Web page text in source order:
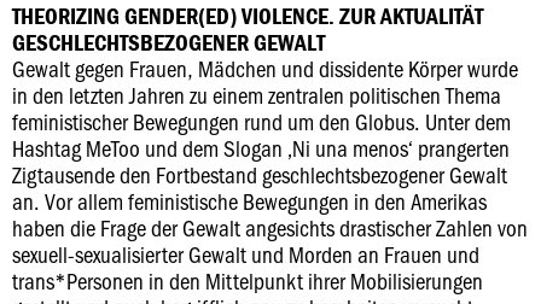
THEORIZING GENDER(ED) VIOLENCE. ZUR AKTUALITÄT
GESCHLECHTSBEZOGENER GEWALT
Gewalt gegen Frauen, Mädchen und dissidente Körper wurde
in den letzten Jahren zu einem zentralen politischen Thema
feministischer Bewegungen rund um den Globus. Unter dem
Hashtag MeToo und dem Slogan ‚Ni una menos‘ prangerten
Zigtausende den Fortbestand geschlechtsbezogener Gewalt
an. Vor allem feministische Bewegungen in den Amerikas
haben die Frage der Gewalt angesichts drastischer Zahlen von
sexuell-sexualisierter Gewalt und Morden an Frauen und
trans*Personen in den Mittelpunkt ihrer Mobilisierungen